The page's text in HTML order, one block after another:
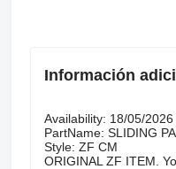
Información
Availability: 18/05/2026
PartName: SLIDING
Style: ZF CM
ORIGINAL ZF ITEM.